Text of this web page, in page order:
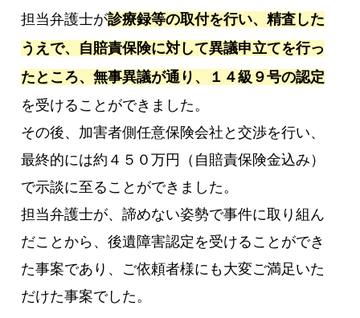
担当弁護士が診療録等の取付を行い、精査した
うえで、自賠責保険に対して異議申立てを行っ
たところ、無事異議が通り、１４級９号の認定
を受けることができました。
その後、加害者側任意保険会社と交渉を行い、
最終的には約４５０万円（自賠責保険金込み）
で示談に至ることができました。
担当弁護士が、諦めない姿勢で事件に取り組ん
だことから、後遺障害認定を受けることができ
た事案であり、ご依頼者様にも大変ご満足いた
だけた事案でした。